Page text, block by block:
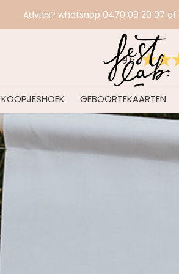
KOOPJESHOEK GEBOORTEKAARTEN
9.6
Advies? whatsapp 0470 09 20 07 of